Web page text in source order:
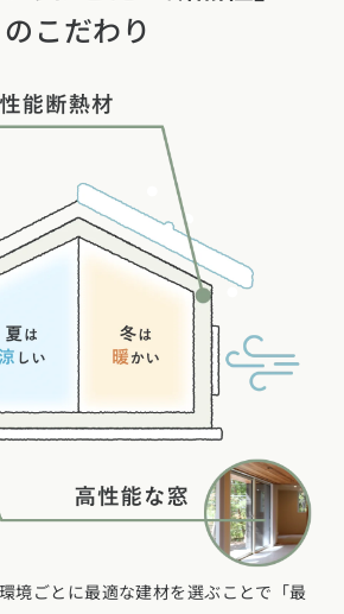
のこだわり
境ごとに最適な建材を選ぶことで「最